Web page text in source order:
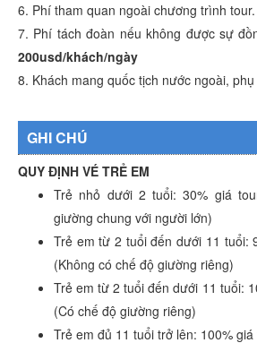
6. Phí tham quan ngoài chương trình tour.
7. Phí tách đoàn nếu không được sự
200usd/khách/ngày
8. Khách mang quốc tịch nước ngoài, phụ
GHI CHÚ
QUY ĐỊNH VÉ TRẺ EM
Trẻ nhỏ dưới 2 tuổi: 30% giá
giường chung với người lớn)
Trẻ em từ 2 tuổi đến dưới 11 tuổi:
(Không có chế độ giường riêng)
Trẻ em từ 2 tuổi đến dưới 11 tuổi:
(Có chế độ giường riêng)
Trẻ em đủ 11 tuổi trở lên: 100%